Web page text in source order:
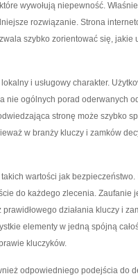
wywołują niepewność.
rozwiązanie. Strona
szybko zorientować się, jakie
i usługowy charakter.
nie ogólnych porad oderwanych
stronę może szybko
w branży kluczy i zamków
wartości jak
do każdego zlecenia. Zaufanie
działania kluczy i
elementy w jedną spójną
kluczyków.
odpowiedniego podejścia do